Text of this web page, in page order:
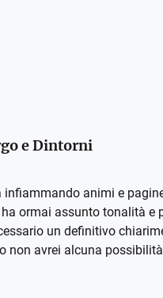
e Dintorni
animi e
ormai assunto tonalità e
un definitivo
non avrei alcuna